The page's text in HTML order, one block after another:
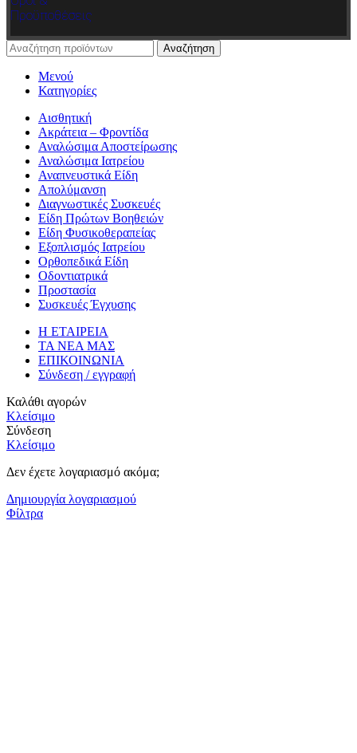
Προϋποθέσεις
Αναζήτηση
Μενού
Κατηγορίες
Αισθητική
Ακράτεια – Φροντίδα
Αναλώσιμα Αποστείρωσης
Αναλώσιμα Ιατρείου
Αναπνευστικά Είδη
Απολύμανση
Διαγνωστικές Συσκευές
Είδη Πρώτων Βοηθειών
Είδη Φυσικοθεραπείας
Εξοπλισμός Ιατρείου
Ορθοπεδικά Είδη
Οδοντιατρικά
Προστασία
Συσκευές Έγχυσης
Η ΕΤΑΙΡΕΙΑ
ΤΑ ΝΕΑ ΜΑΣ
ΕΠΙΚΟΙΝΩΝΙΑ
Σύνδεση / εγγραφή
Καλάθι αγορών
Κλείσιμο
Σύνδεση
Κλείσιμο
Δεν έχετε λογαριασμό ακόμα;
Δημιουργία λογαριασμού
Φίλτρα